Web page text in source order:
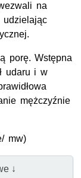
na
udzielając
porę. Wstępna
udaru i w
mężczyźnie
mw)
↓